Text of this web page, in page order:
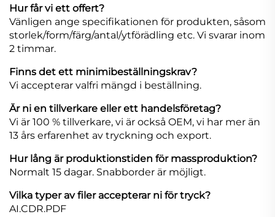
Hur får vi ett offert?
Vänligen ange specifikationen för produkten, såsom
storlek/form/färg/antal/ytförädling etc. Vi svarar inom
2 timmar.
Finns det ett minimibeställningskrav?
Vi accepterar valfri mängd i beställning.
Är ni en tillverkare eller ett handelsföretag?
Vi är 100 % tillverkare, vi är också OEM, vi har mer än
13 års erfarenhet av tryckning och export.
Hur lång är produktionstiden för massproduktion?
Normalt 15 dagar. Snabborder är möjligt.
Vilka typer av filer accepterar ni för tryck?
AI.CDR.PDF